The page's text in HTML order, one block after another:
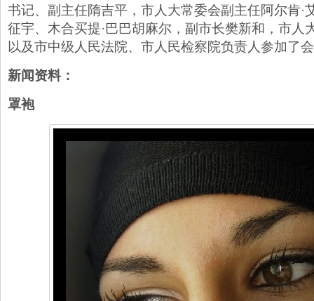
书记、副主任隋吉平，市人大常委会副主任阿尔肯·
征宇、木合买提·巴巴胡麻尔，副市长樊新和，市人
以及市中级人民法院、市人民检察院负责人参加了
新闻资料：
罩袍